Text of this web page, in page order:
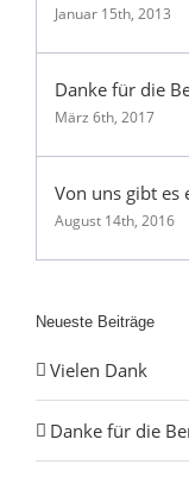
Januar 15th, 2013
Danke für die
März 6th, 2017
Von uns gibt es
August 14th, 2016
Neueste Beiträge
Vielen Dank
Danke für die